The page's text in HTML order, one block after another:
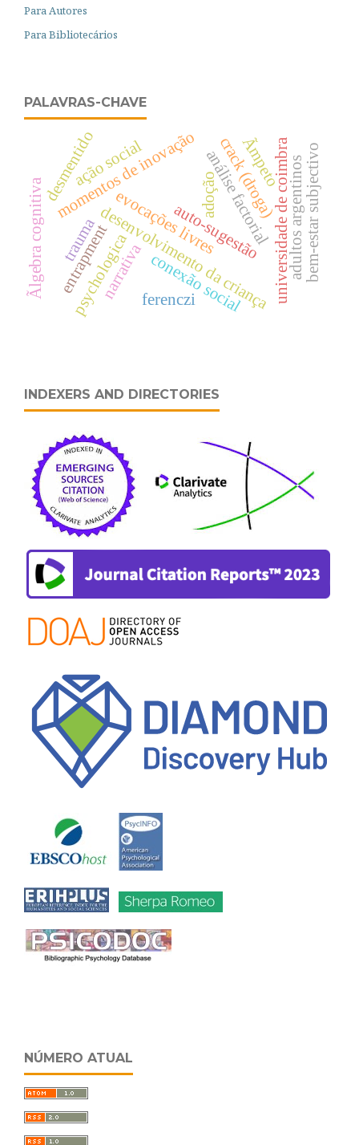
Para Autores
Para Bibliotecários
PALAVRAS-CHAVE
auto-sugestãouniversidade de coimbra
psychologica
desenvolvimento da criança
análise factorial
narrativa
momentos de inovação
entrapmentevocações livres
crack (droga)
conexão social
adultos argentinos
ação social
ferenczi
trauma
desmentido bem-estar subjectivo
Ãmpeto
Ãlgebra cognitiva adoção
INDEXERS AND DIRECTORIES
NÚMERO ATUAL